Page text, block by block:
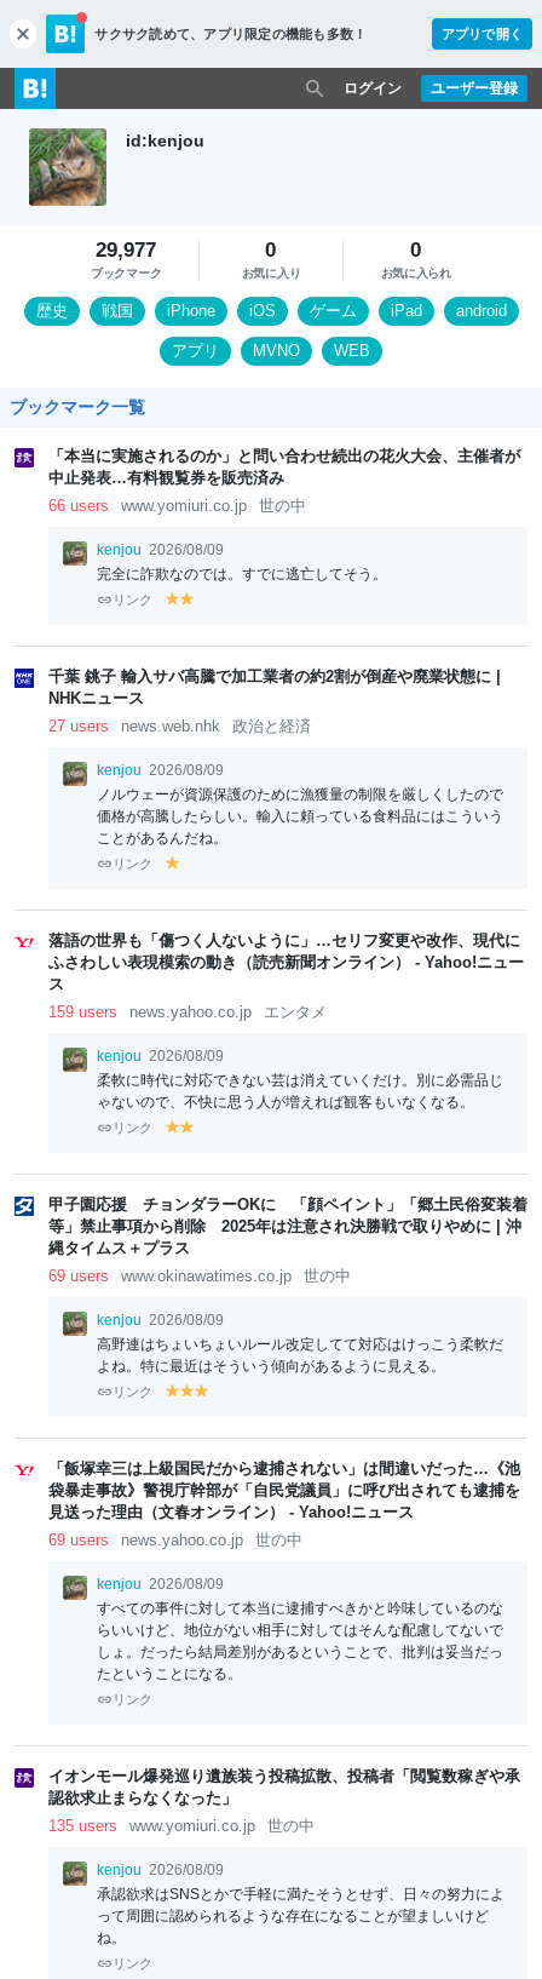
c
l
o
s
e
サクサク読めて、 アプリ限定の機能も多数！ アプリで開く
ユーザー登録
ログイン
id:kenjou
29,977
ブックマーク
0
お気に入り
0
お気に入られ
歴史 戦国 iPhone iOS ゲーム iPad android
アプリ MVNO WEB
ブックマーク一覧
「本当に実施されるのか」と問い合わせ続出の花火大会、主催者が
中止発表…有料観覧券を販売済み
66 users
www.yomiuri.co.jp 世の中
kenjou 2026/08/09
完全に詐欺なのでは。すでに逃亡してそう。
リンク
y
lo
w
lo
w
千葉 銚子 輸入サバ高騰で加工業者の約2割が倒産や廃業状態に |
NHKニュース
27 users
news.web.nhk 政治と経済
kenjou 2026/08/09
ノルウェーが資源保護のために漁獲量の制限を厳しくしたので
価格が高騰したらしい。輸入に頼っている食料品にはこういう
ことがあるんだね。
リンク
lo
w
落語の世界も「傷つく人ないように」…セリフ変更や改作、現代に
ふさわしい表現模索の動き（読売新聞オンライン） - Yahoo!ニュー
ス
159 users
news.yahoo.co.jp エンタメ
kenjou 2026/08/09
柔軟に時代に対応できない芸は消えていくだけ。別に必需品じ
ゃないので、不快に思う人が増えれば観客もいなくなる。
リンク
y
lo
w
lo
w
甲子園応援 チョンダラーOKに 「顔ペイント」「郷土民俗変装着
等」禁止事項から削除 2025年は注意され決勝戦で取りやめに | 沖
縄タイムス＋プラス
69 users
www.okinawatimes.co.jp 世の中
kenjou 2026/08/09
高野連はちょいちょいルール改定してて対応はけっこう柔軟だ
よね。特に最近はそういう傾向があるように見える。
リンク
y
lo
w
y
lo
w
lo
w
「飯塚幸三は上級国民だから逮捕されない」は間違いだった…《池
袋暴走事故》警視庁幹部が「自民党議員」に呼び出されても逮捕を
見送った理由（文春オンライン） - Yahoo!ニュース
69 users
news.yahoo.co.jp 世の中
kenjou 2026/08/09
すべての事件に対して本当に逮捕すべきかと吟味しているのな
らいいけど、地位がない相手に対してはそんな配慮してないで
しょ。だったら結局差別があるということで、批判は妥当だっ
たということになる。
リンク
イオンモール爆発巡り遺族装う投稿拡散、投稿者「閲覧数稼ぎや承
認欲求止まらなくなった」
135 users
www.yomiuri.co.jp 世の中
kenjou 2026/08/09
承認欲求はSNSとかで手軽に満たそうとせず、日々の努力によ
って周囲に認められるような存在になることが望ましいけど
ね。
リンク